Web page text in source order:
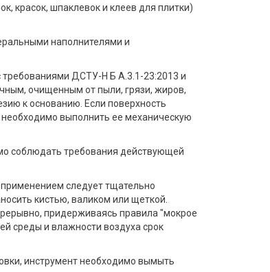
красок, шпаклевок и клеев для плитки)
наполнителями и
требованиями ДСТУ-Н Б А.3.1-23:2013 и
очищенным от пыли, грязи, жиров,
к основанию. Если поверхность
выполнить ее механическую
соблюдать требования действующей
следует тщательно
кистью, валиком или щеткой.
придерживаясь правила "мокрое
среды и влажности воздуха срок
инструмент необходимо вымыть